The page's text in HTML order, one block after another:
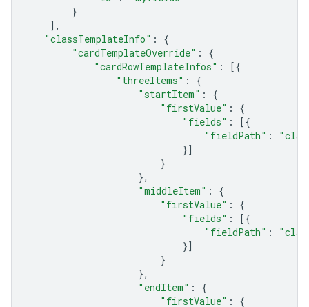
}
],
"classTemplateInfo" :
{
"cardTemplateOverride" :
{
"cardRowTemplateInfos" :
[{
"threeItems" :
{
"startItem" :
{
"firstValue" :
{
"fields" :
[{
"fieldPath" :
}]
}
},
"middleItem" :
{
"firstValue" :
{
"fields" :
[{
"fieldPath" :
}]
}
},
"endItem" :
{
"firstValue" :
{